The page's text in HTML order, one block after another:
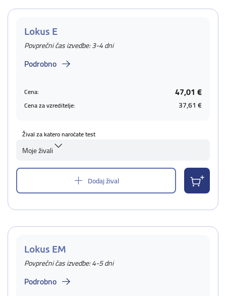
Lokus E
Povprečni čas izvedbe: 3-4 dni
Podrobno
Cena: 47,01 €
Cena za vzreditelje: 37,61 €
Žival za katero naročate test
Moje živali
Dodaj žival
Lokus EM
Povprečni čas izvedbe: 4-5 dni
Podrobno